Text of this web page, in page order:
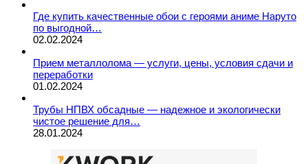
Где купить качественные обои с героями аниме Наруто
по выгодной…
02.02.2024
Прием металлолома — услуги, цены, условия сдачи и
переработки
01.02.2024
Трубы НПВХ обсадные — надежное и экологически
чистое решение для…
28.01.2024